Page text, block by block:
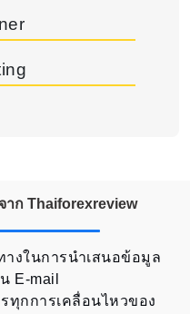
ก Thaiforexreview
างในการนำเสนอข้อมูล
E-mail
ทุกการเคลื่อนไหวของ